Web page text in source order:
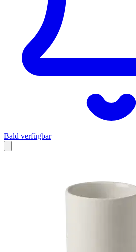
Bald verfügbar